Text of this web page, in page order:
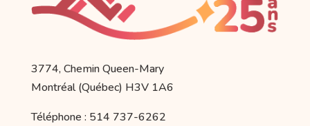
3774, Chemin Queen-Mary
Montréal (Québec) H3V 1A6
Téléphone : 514 737-6262